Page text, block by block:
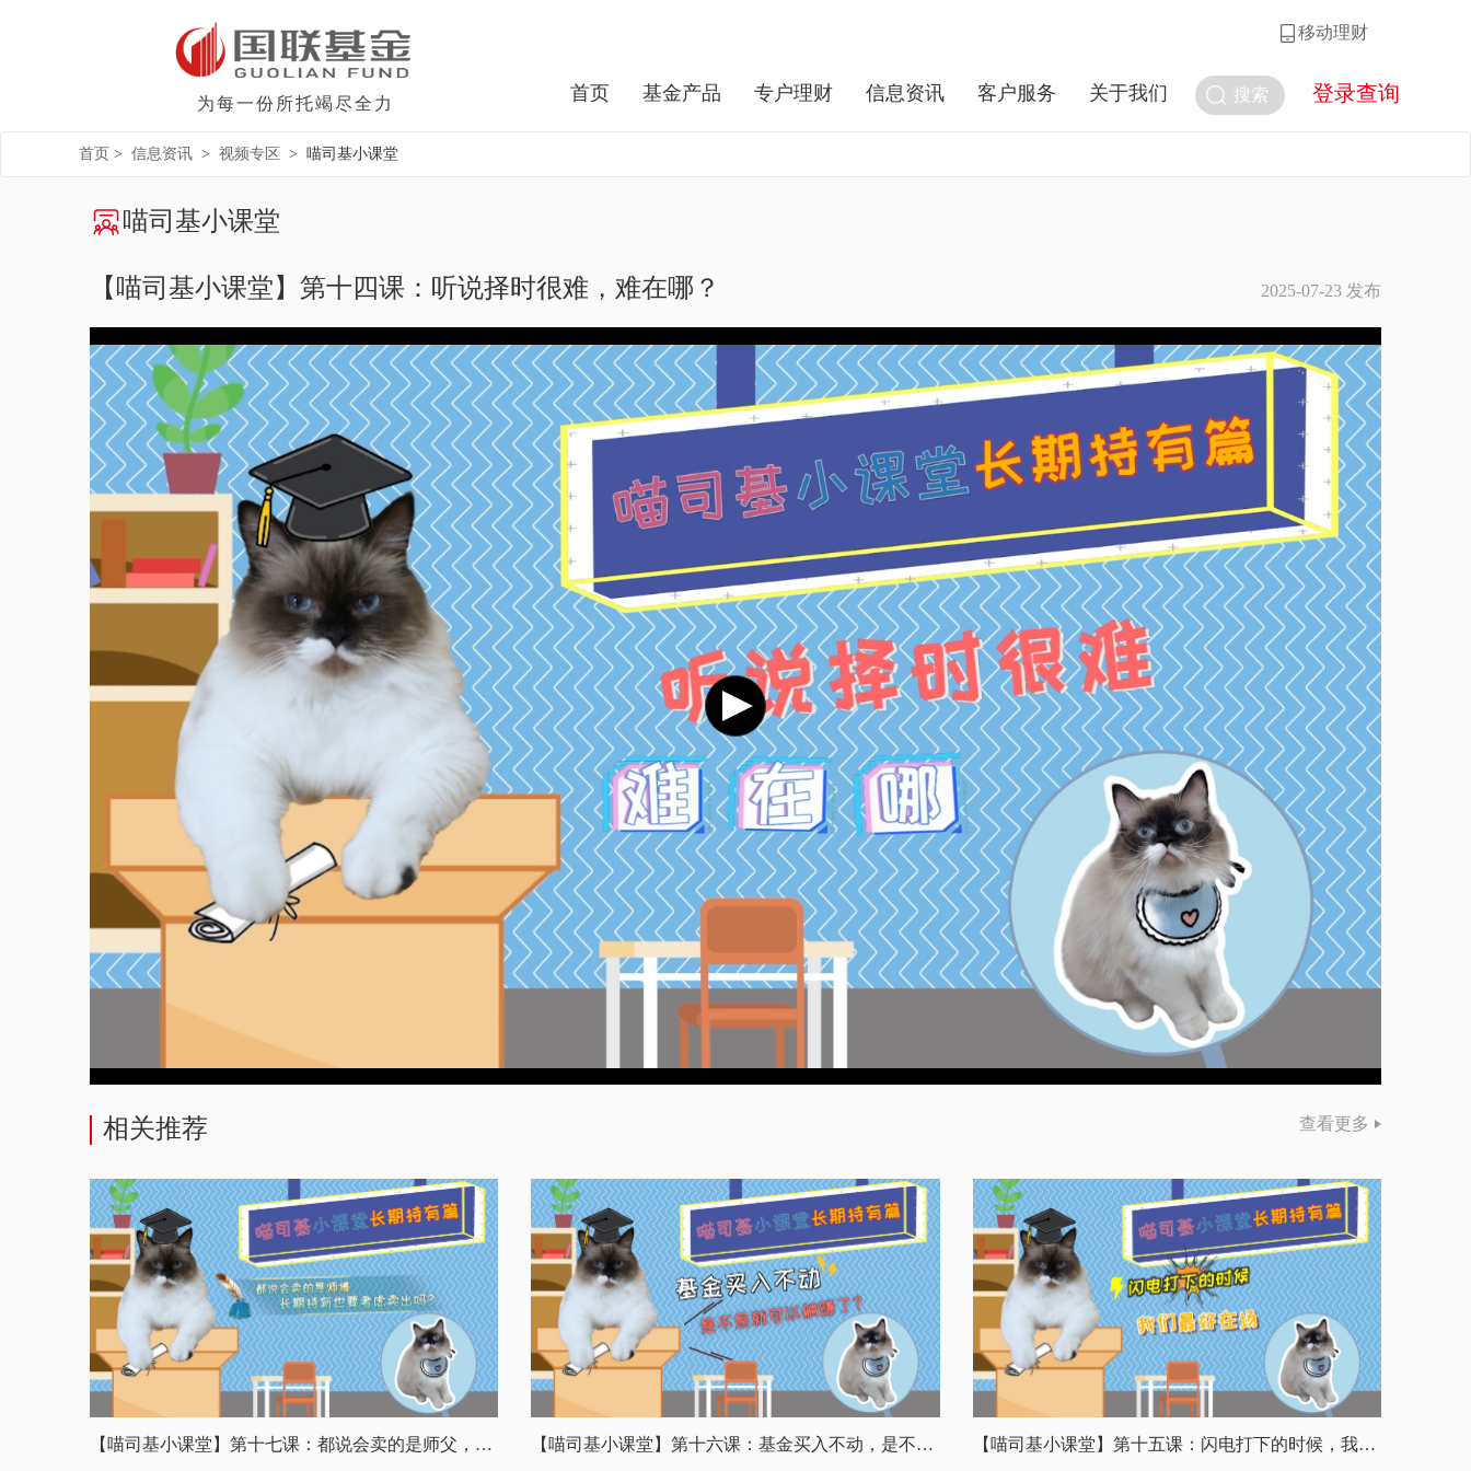
移动理财
为每一份所托竭尽全力 搜索 登录查询
首页 基金产品 专户理财 信息资讯 客户服务 关于我们
首页 > 信息资讯 > 视频专区 > 喵司基小课堂
喵司基小课堂
2025-07-23 发布
【喵司基小课堂】第十四课：听说择时很难，难在哪？
查看更多
相关推荐
【喵司基小课堂】第十七课：都说会卖的是师父，长期持有也要考虑卖出吗？ 【喵司基小课堂】第十六课：基金买入不动，是不是就可以躺赚了？ 【喵司基小课堂】第十五课：闪电打下的时候，我们最好在场